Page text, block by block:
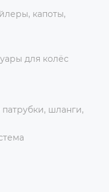
капоты,
для колёс
шланги,